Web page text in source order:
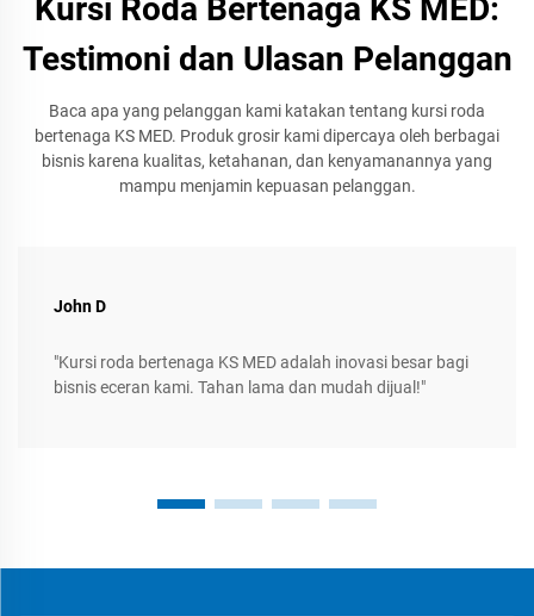
Kursi Roda Bertenaga KS MED:
Testimoni dan Ulasan Pelanggan
Baca apa yang pelanggan kami katakan tentang kursi roda
bertenaga KS MED. Produk grosir kami dipercaya oleh berbagai
bisnis karena kualitas, ketahanan, dan kenyamanannya yang
mampu menjamin kepuasan pelanggan.
John D
"Kursi roda bertenaga KS MED adalah inovasi besar bagi
bisnis eceran kami. Tahan lama dan mudah dijual!"